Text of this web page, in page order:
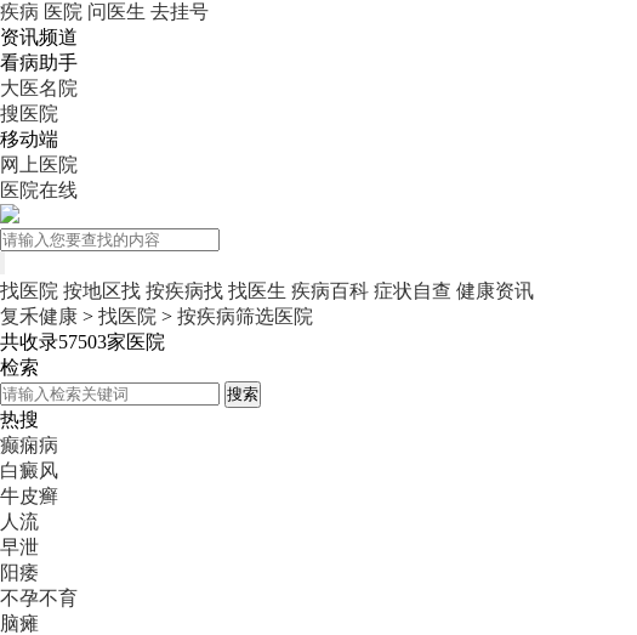
疾病 医院 问医生 去挂号
资讯频道
看病助手
大医名院
搜医院
移动端
网上医院
医院在线
找医院 按地区找 按疾病找 找医生 疾病百科 症状自查 健康资讯
复禾健康 > 找医院 > 按疾病筛选医院
共收录57503家医院
检索
搜索
热搜
癫痫病
白癜风
牛皮癣
人流
早泄
阳痿
不孕不育
脑瘫